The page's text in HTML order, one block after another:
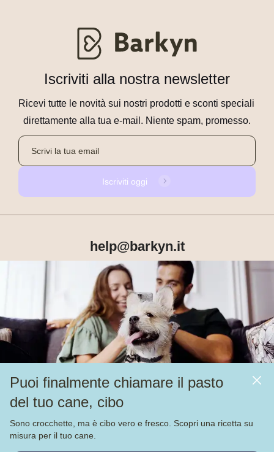
Puoi finalmente chiamare il pasto
del tuo cane, cibo
Sono crocchette, ma è cibo vero e fresco. Scopri una ricetta su
misura per il tuo cane.
Iscriviti alla nostra newsletter
Ricevi tutte le novità sui nostri prodotti e sconti speciali
direttamente alla tua e-mail. Niente spam, promesso.
Iscriviti oggi
help@barkyn.it
Prodotti
Altri link
Alimentazione